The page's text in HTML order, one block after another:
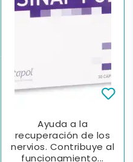
Ayuda a la
recuperación de los
nervios. Contribuye al